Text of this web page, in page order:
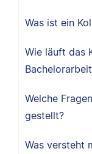
Was ist ein
Wie läuft das
Welche
gestellt?
Was versteht